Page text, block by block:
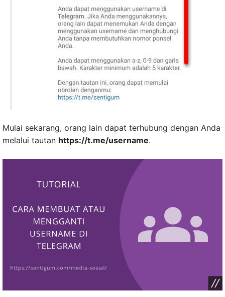
Mulai sekarang, orang lain dapat terhubung dengan Anda
melalui tautan https://t.me/username.